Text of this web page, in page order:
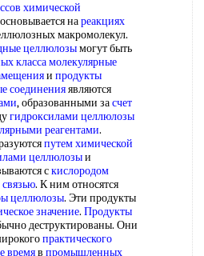
химической
нареакциях
макромолекул.
целлюлозымогут быть
классамолекулярные
и продукты
соединенияявляются
, образованными засчет
гидроксилами целлюлозы
реагентами.
путем химической
целлюлозыи
скислородом
. К ним относятся
целлюлозы. Эти продукты
значение. Продукты
деструктированы. Они
практического
времяв промышленных